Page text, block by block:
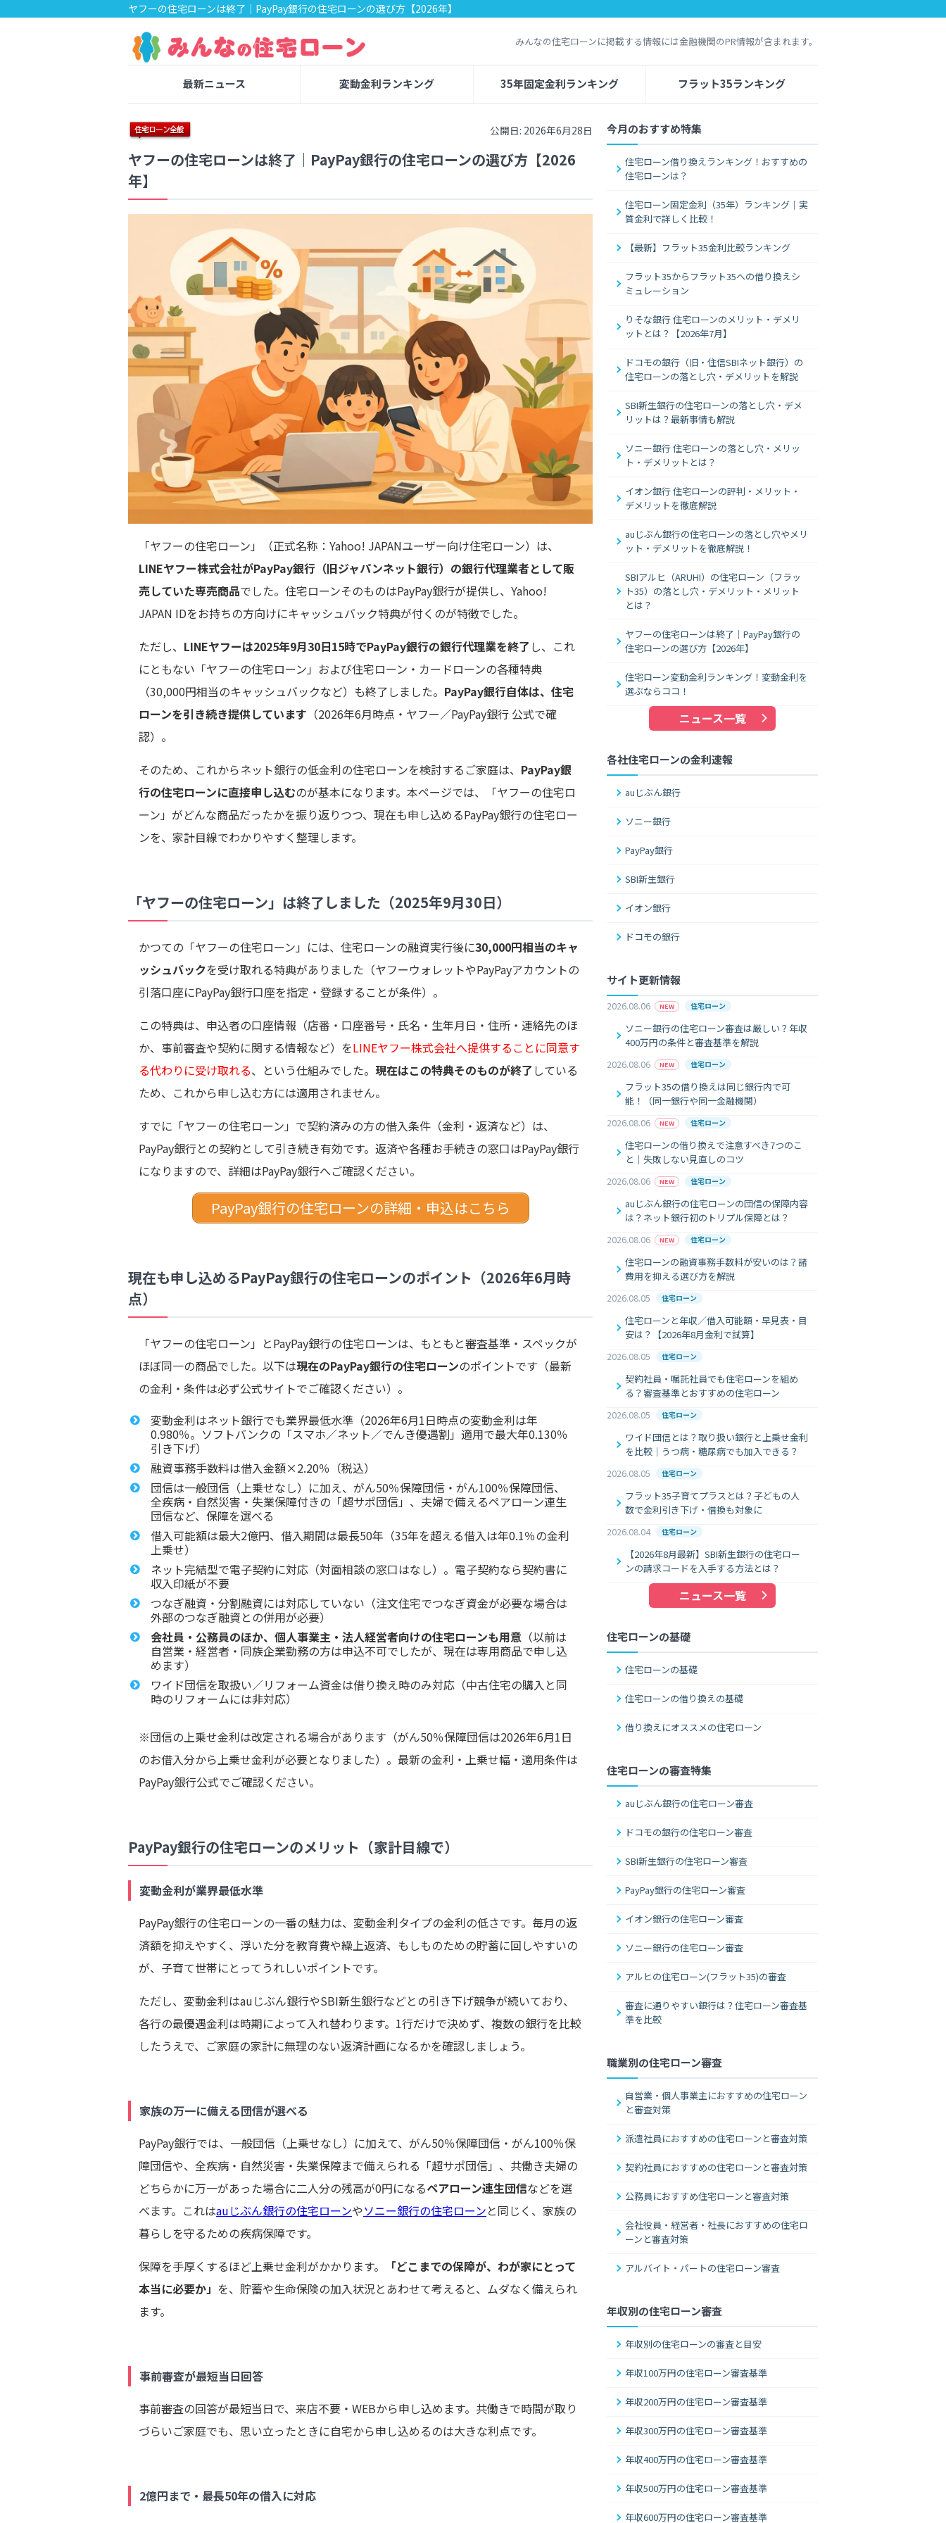
ヤフーの住宅ローンは終了｜PayPay銀行の住宅ローンの選び方【2026年】
みんなの住宅ローンに掲載する情報には金融機関のPR情報が含まれます。
最新ニュース 変動金利ランキング 35年固定金利ランキング フラット35ランキング
公開日: 2026年6月28日
ヤフーの住宅ローンは終了｜PayPay銀行の住宅ローンの選び方【2026
年】
「ヤフーの住宅ローン」（正式名称：Yahoo! JAPANユーザー向け住宅ローン）は、
LINEヤフー株式会社がPayPay銀行（旧ジャパンネット銀行）の銀行代理業者として販
売していた専売商品でした。住宅ローンそのものはPayPay銀行が提供し、Yahoo!
JAPAN IDをお持ちの方向けにキャッシュバック特典が付くのが特徴でした。
ただし、 LINEヤフーは2025年9月30日15時でPayPay銀行の銀行代理業を終了し、これ
にともない「ヤフーの住宅ローン」および住宅ローン・カードローンの各種特典
（30,000円相当のキャッシュバックなど）も終了しました。 PayPay銀行自体は、住宅
ローンを引き続き提供しています （2026年6月時点・ヤフー／PayPay銀行 公式で確
認）。
そのため、これからネット銀行の低金利の住宅ローンを検討するご家庭は、 PayPay銀
行の住宅ローンに直接申し込むのが基本になります。本ページでは、「ヤフーの住宅ロ
ーン」がどんな商品だったかを振り返りつつ、現在も申し込めるPayPay銀行の住宅ロー
ンを、家計目線でわかりやすく整理します。
「ヤフーの住宅ローン」は終了しました（2025年9月30日）
かつての「ヤフーの住宅ローン」には、住宅ローンの融資実行後に30,000円相当のキャ
ッシュバックを受け取れる特典がありました（ヤフーウォレットやPayPayアカウントの
引落口座にPayPay銀行口座を指定・登録することが条件）。
この特典は、申込者の口座情報（店番・口座番号・氏名・生年月日・住所・連絡先のほ
か、事前審査や契約に関する情報など）をLINEヤフー株式会社へ提供することに同意す
る代わりに受け取れる、という仕組みでした。 現在はこの特典そのものが終了している
ため、これから申し込む方には適用されません。
すでに「ヤフーの住宅ローン」で契約済みの方の借入条件（金利・返済など）は、
PayPay銀行との契約として引き続き有効です。返済や各種お手続きの窓口はPayPay銀行
になりますので、詳細はPayPay銀行へご確認ください。
PayPay銀行の住宅ローンの詳細・申込はこちら
現在も申し込めるPayPay銀行の住宅ローンのポイント（2026年6月時
点）
「ヤフーの住宅ローン」とPayPay銀行の住宅ローンは、もともと審査基準・スペックが
ほぼ同一の商品でした。以下は現在のPayPay銀行の住宅ローンのポイントです（最新
の金利・条件は必ず公式サイトでご確認ください）。
変動金利はネット銀行でも業界最低水準（2026年6月1日時点の変動金利は年
0.980％。ソフトバンクの「スマホ／ネット／でんき優遇割」適用で最大年0.130％
引き下げ）
融資事務手数料は借入金額×2.20％（税込）
団信は一般団信（上乗せなし）に加え、がん50％保障団信・がん100％保障団信、
全疾病・自然災害・失業保障付きの「超サポ団信」、夫婦で備えるペアローン連生
団信など、保障を選べる
借入可能額は最大2億円、借入期間は最長50年（35年を超える借入は年0.1％の金利
上乗せ）
ネット完結型で電子契約に対応（対面相談の窓口はなし）。電子契約なら契約書に
収入印紙が不要
つなぎ融資・分割融資には対応していない（注文住宅でつなぎ資金が必要な場合は
外部のつなぎ融資との併用が必要）
会社員・公務員のほか、個人事業主・法人経営者向けの住宅ローンも用意 （以前は
自営業・経営者・同族企業勤務の方は申込不可でしたが、現在は専用商品で申し込
めます）
ワイド団信を取扱い／リフォーム資金は借り換え時のみ対応（中古住宅の購入と同
時のリフォームには非対応）
※団信の上乗せ金利は改定される場合があります（がん50％保障団信は2026年6月1日
のお借入分から上乗せ金利が必要となりました）。最新の金利・上乗せ幅・適用条件は
PayPay銀行公式でご確認ください。
PayPay銀行の住宅ローンのメリット（家計目線で）
変動金利が業界最低水準
PayPay銀行の住宅ローンの一番の魅力は、変動金利タイプの金利の低さです。毎月の返
済額を抑えやすく、浮いた分を教育費や繰上返済、もしものための貯蓄に回しやすいの
が、子育て世帯にとってうれしいポイントです。
ただし、変動金利はauじぶん銀行やSBI新生銀行などとの引き下げ競争が続いており、
各行の最優遇金利は時期によって入れ替わります。1行だけで決めず、複数の銀行を比較
したうえで、ご家庭の家計に無理のない返済計画になるかを確認しましょう。
家族の万一に備える団信が選べる
PayPay銀行では、一般団信（上乗せなし）に加えて、がん50％保障団信・がん100％保
障団信や、全疾病・自然災害・失業保障まで備えられる「超サポ団信」、共働き夫婦の
どちらかに万一があった場合に二人分の残高が0円になるペアローン連生団信などを選
べます。これはauじぶん銀行の住宅ローンやソニー銀行の住宅ローンと同じく、家族の
暮らしを守るための疾病保障です。
保障を手厚くするほど上乗せ金利がかかります。
「どこまでの保障が、わが家にとって
本当に必要か」 を、貯蓄や生命保険の加入状況とあわせて考えると、ムダなく備えられ
ます。
事前審査が最短当日回答
事前審査の回答が最短当日で、来店不要・WEBから申し込めます。共働きで時間が取り
づらいご家庭でも、思い立ったときに自宅から申し込めるのは大きな利点です。
2億円まで・最長50年の借入に対応
今月のおすすめ特集
住宅ローン借り換えランキング！おすすめの
住宅ローンは？
住宅ローン固定金利（35年）ランキング｜実
質金利で詳しく比較！
【最新】フラット35金利比較ランキング
フラット35からフラット35への借り換えシ
ミュレーション
りそな銀行 住宅ローンのメリット・デメリ
ットとは？【2026年7月】
ドコモの銀行（旧・住信SBIネット銀行）の
住宅ローンの落とし穴・デメリットを解説
SBI新生銀行の住宅ローンの落とし穴・デメ
リットは？最新事情も解説
ソニー銀行 住宅ローンの落とし穴・メリッ
ト・デメリットとは？
イオン銀行 住宅ローンの評判・メリット・
デメリットを徹底解説
auじぶん銀行の住宅ローンの落とし穴やメリ
ット・デメリットを徹底解説！
SBIアルヒ（ARUHI）の住宅ローン（フラッ
ト35）の落とし穴・デメリット・メリット
とは？
ヤフーの住宅ローンは終了｜PayPay銀行の
住宅ローンの選び方【2026年】
住宅ローン変動金利ランキング！変動金利を
選ぶならココ！
ニュース一覧
各社住宅ローンの金利速報
auじぶん銀行
ソニー銀行
PayPay銀行
SBI新生銀行
イオン銀行
ドコモの銀行
サイト更新情報
2026.08.06 NEW 住宅ローン
ソニー銀行の住宅ローン審査は厳しい？年収
400万円の条件と審査基準を解説
2026.08.06
NEW 住宅ローン
フラット35の借り換えは同じ銀行内で可
能！（同一銀行や同一金融機関）
2026.08.06
NEW 住宅ローン
住宅ローンの借り換えで注意すべき7つのこ
と｜失敗しない見直しのコツ
2026.08.06
NEW 住宅ローン
auじぶん銀行の住宅ローンの団信の保障内容
は？ネット銀行初のトリプル保障とは？
2026.08.06
NEW 住宅ローン
住宅ローンの融資事務手数料が安いのは？諸
費用を抑える選び方を解説
2026.08.05
住宅ローン
住宅ローンと年収／借入可能額・早見表・目
安は？【2026年8月金利で試算】
2026.08.05
住宅ローン
契約社員・嘱託社員でも住宅ローンを組め
る？審査基準とおすすめの住宅ローン
2026.08.05
住宅ローン
ワイド団信とは？取り扱い銀行と上乗せ金利
を比較｜うつ病・糖尿病でも加入できる？
2026.08.05
住宅ローン
フラット35子育てプラスとは？子どもの人
数で金利引き下げ・借換も対象に
2026.08.04
住宅ローン
【2026年8月最新】SBI新生銀行の住宅ロー
ンの請求コードを入手する方法とは？
ニュース一覧
住宅ローンの基礎
住宅ローンの基礎
住宅ローンの借り換えの基礎
借り換えにオススメの住宅ローン
住宅ローンの審査特集
auじぶん銀行の住宅ローン審査
ドコモの銀行の住宅ローン審査
SBI新生銀行の住宅ローン審査
PayPay銀行の住宅ローン審査
イオン銀行の住宅ローン審査
ソニー銀行の住宅ローン審査
アルヒの住宅ローン(フラット35)の審査
審査に通りやすい銀行は？住宅ローン審査基
準を比較
職業別の住宅ローン審査
自営業・個人事業主におすすめの住宅ローン
と審査対策
派遣社員におすすめの住宅ローンと審査対策
契約社員におすすめの住宅ローンと審査対策
公務員におすすめ住宅ローンと審査対策
会社役員・経営者・社長におすすめの住宅ロ
ーンと審査対策
アルバイト・パートの住宅ローン審査
年収別の住宅ローン審査
年収別の住宅ローンの審査と目安
年収100万円の住宅ローン審査基準
年収200万円の住宅ローン審査基準
年収300万円の住宅ローン審査基準
年収400万円の住宅ローン審査基準
年収500万円の住宅ローン審査基準
年収600万円の住宅ローン審査基準